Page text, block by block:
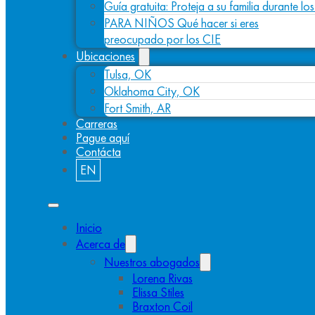
Guía gratuita: Proteja a su familia durante
PARA NIÑOS Qué hacer si eres
preocupado por los CIE
Ubicaciones
Tulsa, OK
Oklahoma City, OK
Fort Smith, AR
Carreras
Pague aquí
Contácta
EN
Inicio
Acerca de
Nuestros abogados
Lorena Rivas
Elissa Stiles
Braxton Coil